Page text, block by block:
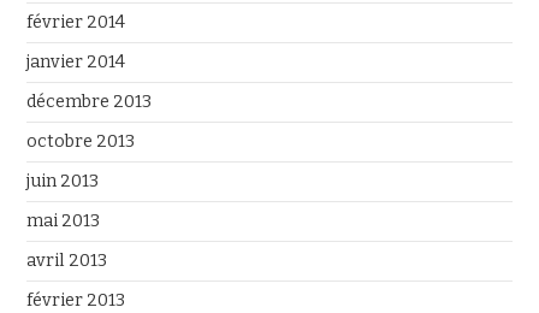
février 2014
janvier 2014
décembre 2013
octobre 2013
juin 2013
mai 2013
avril 2013
février 2013